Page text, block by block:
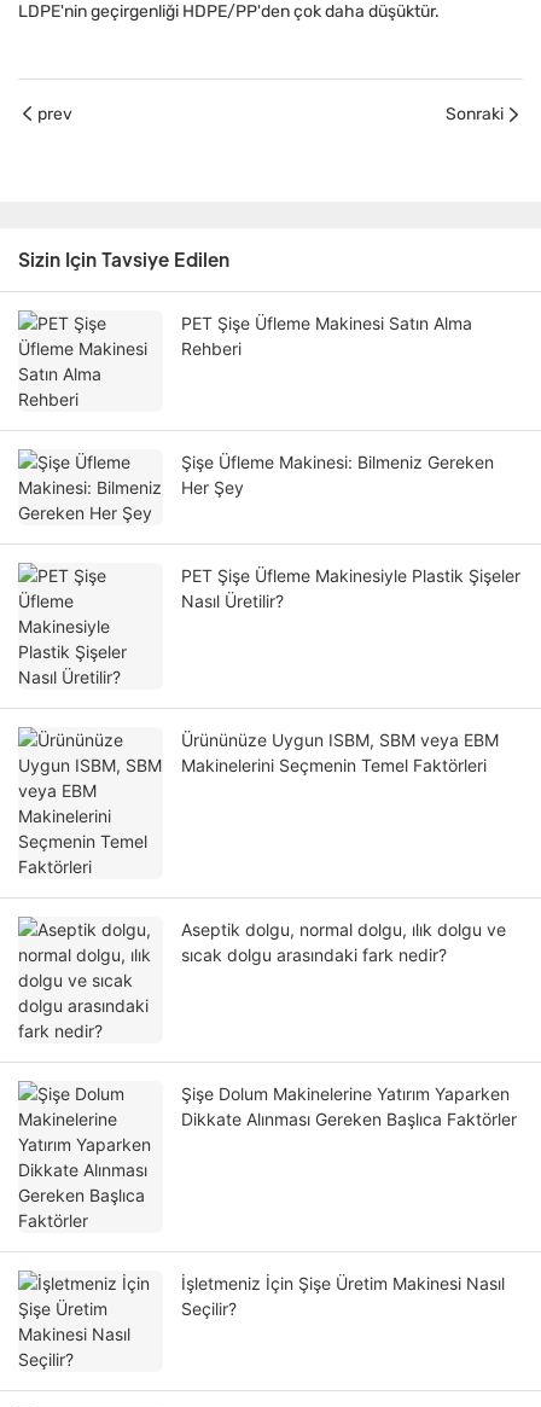
LDPE'nin geçirgenliği HDPE/PP'den çok daha düşüktür.
prev Sonraki
Sizin Için Tavsiye Edilen
PET Şişe Üfleme Makinesi Satın Alma
Rehberi
Şişe Üfleme Makinesi: Bilmeniz Gereken
Her Şey
PET Şişe Üfleme Makinesiyle Plastik Şişeler
Nasıl Üretilir?
Ürününüze Uygun ISBM, SBM veya EBM
Makinelerini Seçmenin Temel Faktörleri
Aseptik dolgu, normal dolgu, ılık dolgu ve
sıcak dolgu arasındaki fark nedir?
Şişe Dolum Makinelerine Yatırım Yaparken
Dikkate Alınması Gereken Başlıca Faktörler
İşletmeniz İçin Şişe Üretim Makinesi Nasıl
Seçilir?